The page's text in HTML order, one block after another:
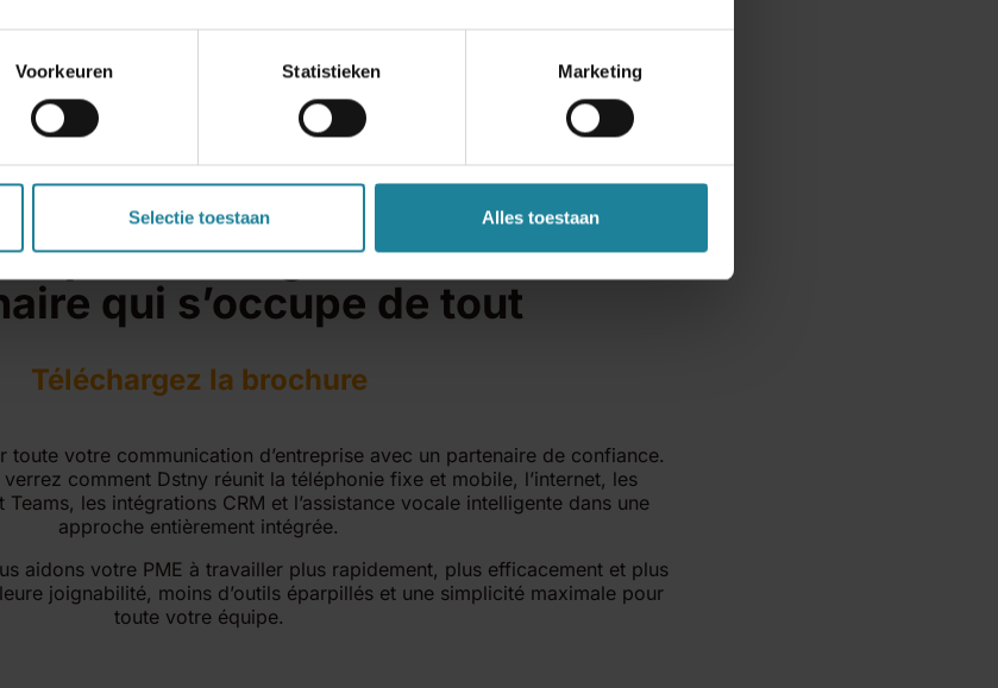
Voorkeuren Statistieken Marketing
Selectie toestaan Alles toestaan
plus intelligemment avec un
qui s’occupe de tout
Téléchargez la brochure
votre communication d’entreprise avec un partenaire de confiance.
comment Dstny réunit la téléphonie fixe et mobile, l’internet, les
les intégrations CRM et l’assistance vocale intelligente dans une
approche entièrement intégrée.
aidons votre PME à travailler plus rapidement, plus efficacement et plus
joignabilité, moins d’outils éparpillés et une simplicité maximale pour
toute votre équipe.